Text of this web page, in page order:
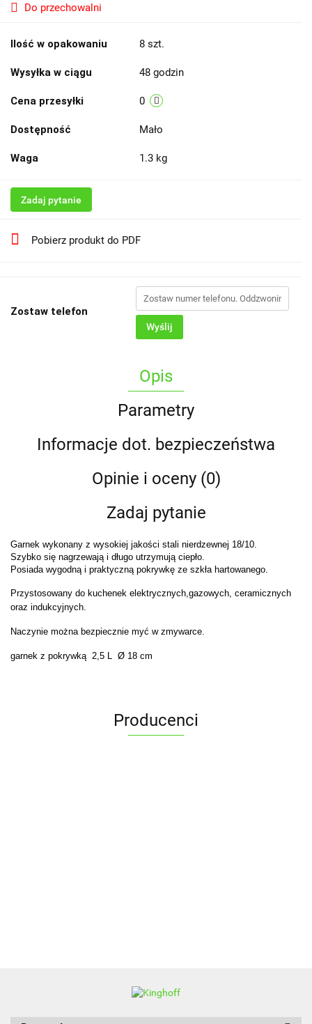
Do przechowalni
Ilość w opakowaniu 8 szt.
Wysyłka w ciągu 48 godzin
Cena przesyłki 0
Dostępność Mało
Waga 1.3 kg
Zadaj pytanie
Pobierz produkt do PDF
Zostaw telefon
Wyślij
Opis
Parametry
Informacje dot. bezpieczeństwa
Opinie i oceny (0)
Zadaj pytanie
Garnek wykonany z wysokiej jakości stali nierdzewnej 18/10.
Szybko się nagrzewają i długo utrzymują ciepło.
Posiada wygodną i praktyczną pokrywkę ze szkła hartowanego.
Przystosowany do kuchenek elektrycznych,gazowych, ceramicznych
oraz indukcyjnych.
Naczynie można bezpiecznie myć w zmywarce.
garnek z pokrywką 2,5 L Ø 18 cm
Producenci